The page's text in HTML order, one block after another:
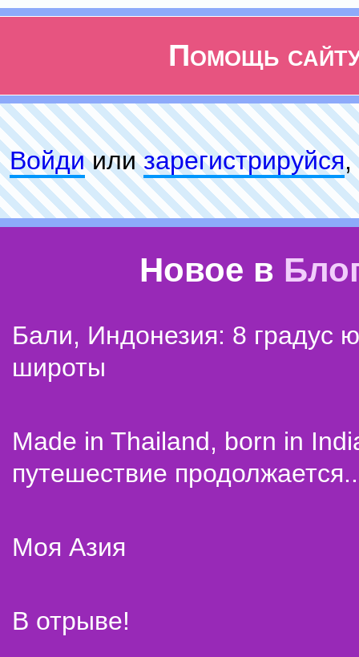
Помощь
Войдиилизарeгиcтpируйся,
Новое в
Бали, Индонезия: 8 градус
широты
Made in Thailand, born in
путешествие
Моя Азия
В отрыве!